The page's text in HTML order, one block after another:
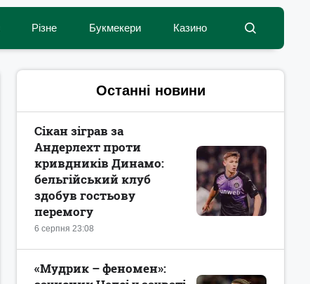
Різне Букмекери Казино
Останні новини
6 серпня 23:08
Сікан зіграв за
Андерлехт проти
кривдників Динамо:
бельгійський клуб
здобув гостьову
перемогу
«Мудрик – феномен»: